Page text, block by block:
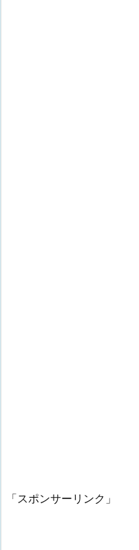
「スポンサーリンク」